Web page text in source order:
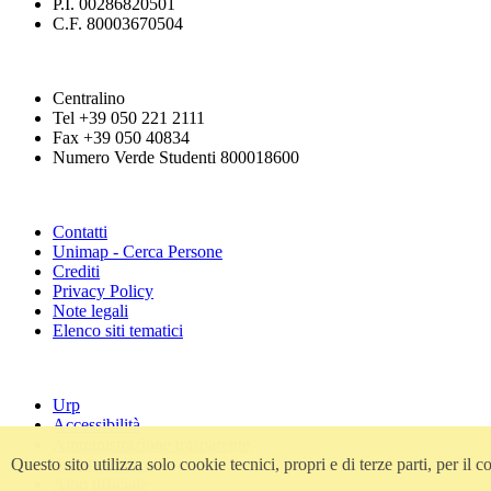
P.I. 00286820501
C.F. 80003670504
Centralino
Tel +39 050 221 2111
Fax +39 050 40834
Numero Verde Studenti 800018600
Contatti
Unimap - Cerca Persone
Crediti
Privacy Policy
Note legali
Elenco siti tematici
Urp
Accessibilità
Atti di notifica
Questo sito utilizza solo cookie tecnici, propri e di terze parti, per il